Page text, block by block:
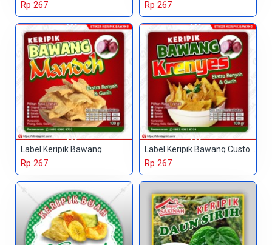
Rp 267 Rp 267
Label Keripik Bawang
Rp 267
Label Keripik Bawang Custom
Rp 267